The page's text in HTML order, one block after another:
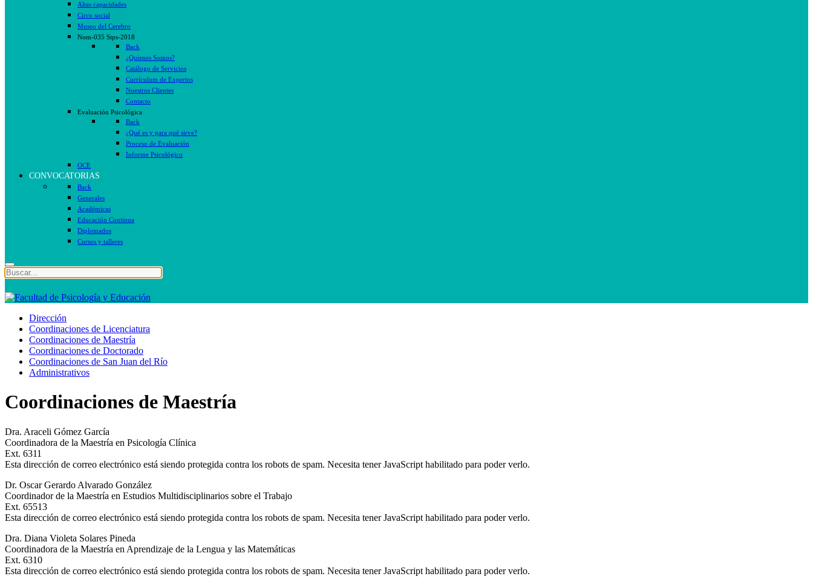
Altas capacidades
Circo social
Museo del Cerebro
Nom-035 Stps-2018
Back
¿Quienes Somos?
Catálogo de Servicios
Currículum de Expertos
Nuestros Clientes
Contacto
Evaluación Psicológica
Back
¿Qué es y para qué sirve?
Proceso de Evaluación
Informe Psicológico
OCE
CONVOCATORIAS
Back
Generales
Académicas
Educación Continua
Diplomados
Cursos y talleres
Dirección
Coordinaciones de Licenciatura
Coordinaciones de Maestría
Coordinaciones de Doctorado
Coordinaciones de San Juan del Río
Administrativos
Coordinaciones de Maestría
Dra. Araceli Gómez García
Coordinadora de la Maestría en Psicología Clínica
Ext. 6311
Esta dirección de correo electrónico está siendo protegida contra los robots de spam. Necesita tener JavaScript habilitado para poder verlo.
Dr. Oscar Gerardo Alvarado González
Coordinador de la Maestría en Estudios Multidisciplinarios sobre el Trabajo
Ext. 65513
Esta dirección de correo electrónico está siendo protegida contra los robots de spam. Necesita tener JavaScript habilitado para poder verlo.
Dra. Diana Violeta Solares Pineda
Coordinadora de la Maestría en Aprendizaje de la Lengua y las Matemáticas
Ext. 6310
Esta dirección de correo electrónico está siendo protegida contra los robots de spam. Necesita tener JavaScript habilitado para poder verlo.